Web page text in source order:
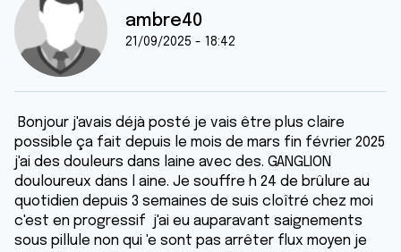
ambre40
21/09/2025 - 18:42
Bonjour j'avais déjà posté je vais être plus claire
possible ça fait depuis le mois de mars fin février 2025
j'ai des douleurs dans laine avec des. GANGLION
douloureux dans l aine. Je souffre h 24 de brûlure au
quotidien depuis 3 semaines de suis cloîtré chez moi
c'est en progressif j'ai eu auparavant saignements
sous pillule non qui 'e sont pas arrêter flux moyen je